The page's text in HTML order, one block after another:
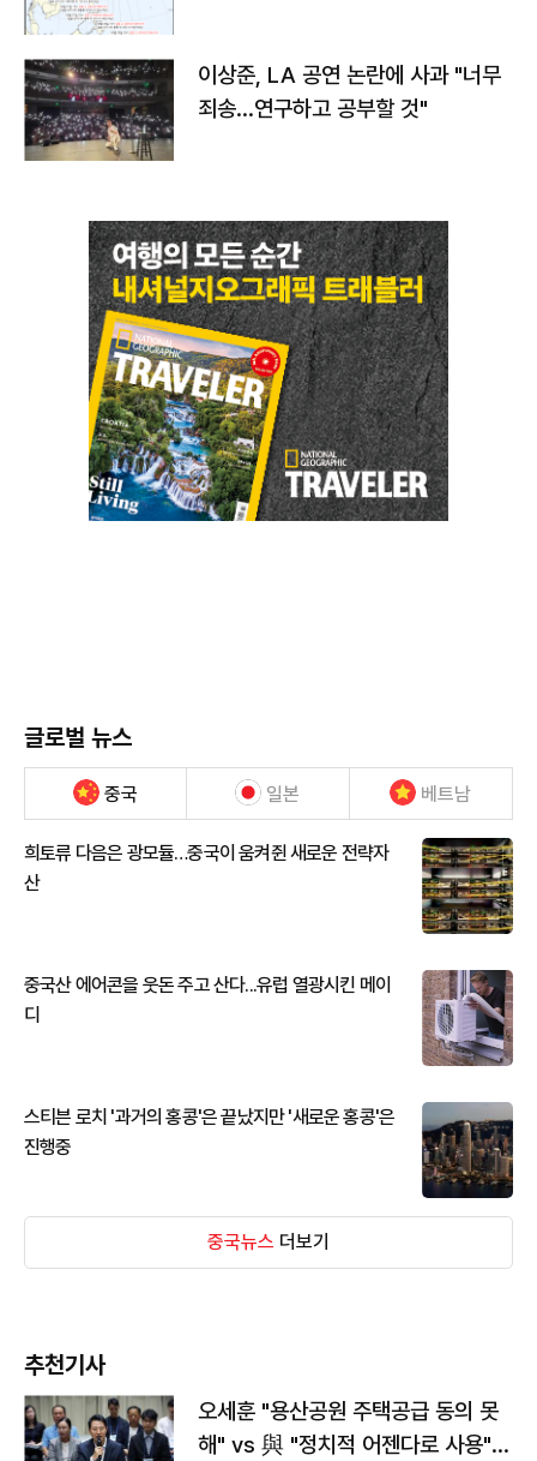
이상준, LA 공연 논란에 사과 "너무
죄송…연구하고 공부할 것"
글로벌 뉴스
중국 일본 베트남
희토류 다음은 광모듈…중국이 움켜쥔 새로운 전략자
산
중국산 에어콘을 웃돈 주고 산다...유럽 열광시킨 메이
디
스티븐 로치 '과거의 홍콩'은 끝났지만 '새로운 홍콩'은
진행중
중국뉴스 더보기
추천기사
오세훈 "용산공원 주택공급 동의 못
해" vs 與 "정치적 어젠다로 사용"